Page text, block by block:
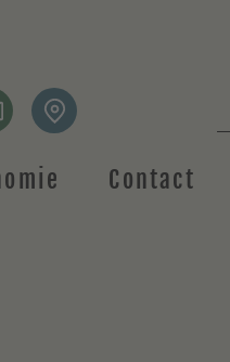
Contact